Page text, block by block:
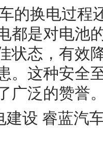
的换电过程
都是对电池
状态，有效
。这种安全
广泛的赞誉